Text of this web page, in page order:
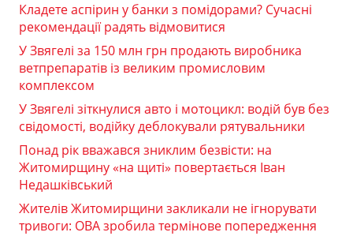
Кладете аспірин у банки з помідорами? Сучасні
рекомендації радять відмовитися
У Звягелі за 150 млн грн продають виробника
ветпрепаратів із великим промисловим
комплексом
У Звягелі зіткнулися авто і мотоцикл: водій був без
свідомості, водійку деблокували рятувальники
Понад рік вважався зниклим безвісти: на
Житомирщину «на щиті» повертається Іван
Недашківський
Жителів Житомирщини закликали не ігнорувати
тривоги: ОВА зробила термінове попередження